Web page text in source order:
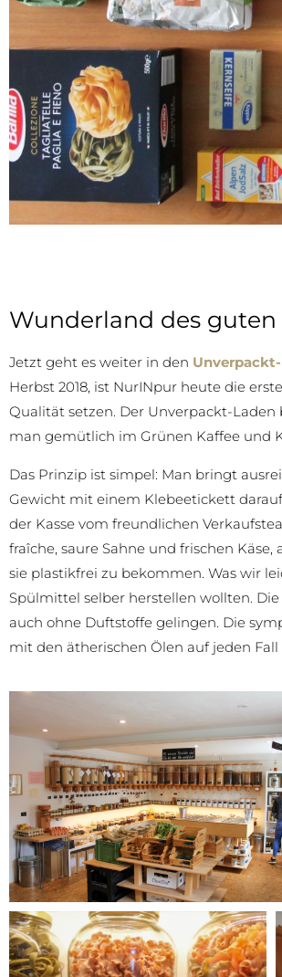
Wunderland des guten
Jetzt geht es weiter in den
Herbst 2018, ist NurINpur heute die
Qualität setzen. Der Unverpackt-
man gemütlich im Grünen Kaffee und
Das Prinzip ist simpel: Man bringt
Gewicht mit einem Klebeetickett
der Kasse vom freundlichen
fraîche, saure Sahne und frischen
sie plastikfrei zu bekommen. Was wir
Spülmittel selber herstellen wollten.
auch ohne Duftstoffe gelingen. Die
mit den ätherischen Ölen auf jeden